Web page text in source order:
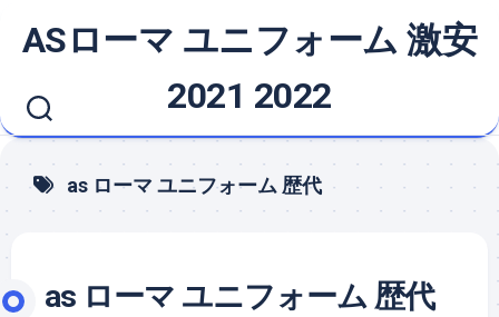
ASローマ ユニフォーム 激安
2021 2022
as ローマ ユニフォーム 歴代
as ローマ ユニフォーム 歴代